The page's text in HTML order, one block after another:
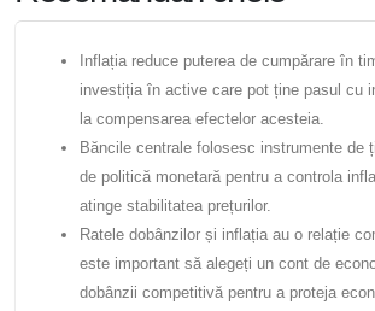
Inflația reduce puterea de cumpărare în
investiția în active care pot ține pasul cu
la compensarea efectelor acesteia.
Băncile centrale folosesc instrumente de
de politică monetară pentru a controla
atinge stabilitatea prețurilor.
Ratele dobânzilor și inflația au o relație
este important să alegeți un cont de
dobânzii competitivă pentru a proteja